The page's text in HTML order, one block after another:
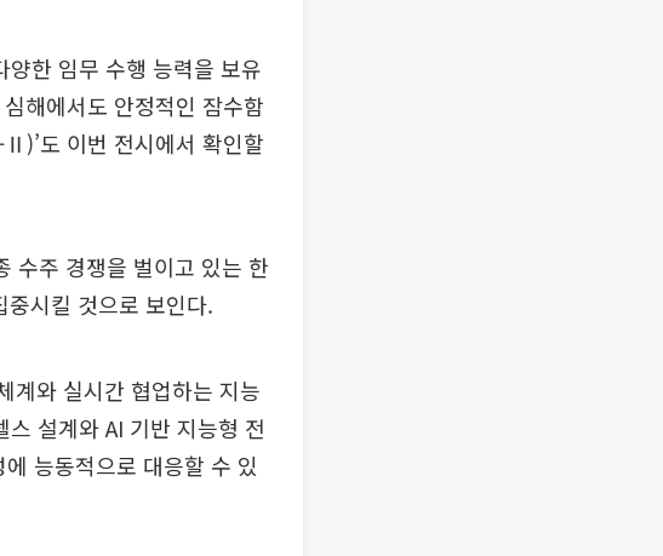
양한 임무 수행 능력을 보유
해에서도 안정적인 잠수함
도 이번 전시에서 확인할
수주 경쟁을 벌이고 있는 한
시킬 것으로 보인다.
계와 실시간 협업하는 지능
스 설계와 AI 기반 지능형 전
능동적으로 대응할 수 있